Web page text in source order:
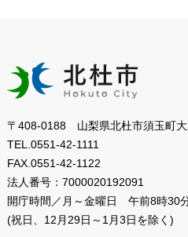
〒408-0188 山梨県北杜市須玉町大
TEL. 0551-42-1111
FAX. 0551-42-1122
法人番号： 7000020192091
開庁時間／月～金曜日
午前8時30
(祝日、12月29日～1月3日を除く)